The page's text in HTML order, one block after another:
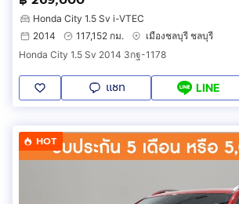
Honda City 1.5 Sv i-VTEC
2014
117,152 กม.
เมืองชลบุรี ชลบุรี
Honda City 1.5 Sv 2014 3กฐ-1178
แชท LINE
HOT